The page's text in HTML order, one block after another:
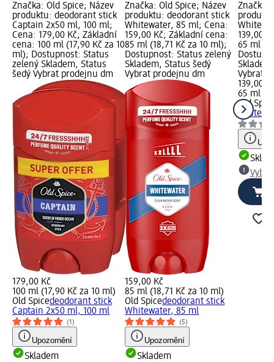
Značka: Old Spice; Název
produktu: deodorant stick
Captain 2x50 ml, 100 ml;
Cena: 179,00 Kč; Základní
cena: 100 ml (17,90 Kč za 10
ml); Dostupnost: Status
zelený Skladem, Status
šedý Vybrat prodejnu dm
179,00 Kč
100 ml (17,90 Kč za 10 ml)
Old Spicedeodorant stick
Captain 2x50 ml, 100 ml
(1)
Upozornění
Skladem
Značka: Old Spice; Název
produktu: deodorant stick
Whitewater, 85 ml; Cena:
159,00 Kč; Základní cena:
85 ml (18,71 Kč za 10 ml);
Dostupnost: Status zelený
Skladem, Status šedý
Vybrat prodejnu dm
159,00 Kč
85 ml (18,71 Kč za 10 ml)
Old Spicedeodorant stick
Whitewater, 85 ml
(5)
Upozornění
Skladem
Značka:
139,00
65 ml
Vybrat
139,00
65 ml
Old